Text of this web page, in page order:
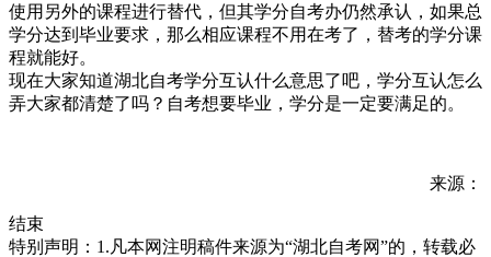
使用另外的课程进行替代，但其学分自考办仍然承认，如果总
学分达到毕业要求，那么相应课程不用在考了，替考的学分课
程就能好。
现在大家知道湖北自考学分互认什么意思了吧，学分互认怎么
弄大家都清楚了吗？自考想要毕业，学分是一定要满足的。
来源：
结束
特别声明：1.凡本网注明稿件来源为“湖北自考网”的，转载必